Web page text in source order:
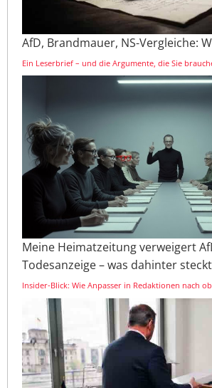
AfD, Brandmauer, NS-Vergleiche:
Ein Leserbrief – und die Argumente, die Sie
Meine Heimatzeitung verweigert
Todesanzeige – was dahinter steckt
Insider-Blick: Wie Anpasser in Redaktionen nach